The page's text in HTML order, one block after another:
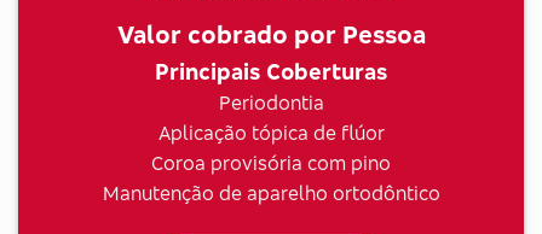
Valor cobrado por Pessoa
Principais Coberturas
Periodontia
Aplicação tópica de flúor
Coroa provisória com pino
Manutenção de aparelho ortodôntico